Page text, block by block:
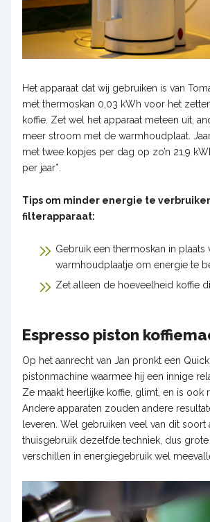
Het apparaat dat wij gebruiken is van
met thermoskan 0,03 kWh voor het
koffie. Zet wel het apparaat meteen uit,
meer stroom met de warmhoudplaat.
met twee kopjes per dag op zo’n 21,9
per jaar*.
Tips om minder energie te
filterapparaat:
Gebruik een thermoskan in plaats
warmhoudplaatje om energie te
Zet alleen de hoeveelheid koffie
Espresso piston
Op het aanrecht van Jan pronkt een
pistonmachine waarmee hij een innige
Ze maakt heerlijke koffie, glimt, en is ook
Andere apparaten zouden andere
leveren. Wel gebruiken veel van dit soort
thuisgebruik dezelfde techniek, dus
verschillen in energiegebruik wel